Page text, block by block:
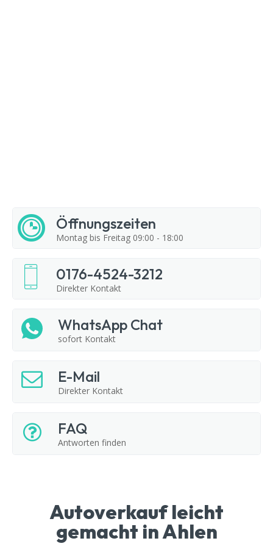
Öffnungszeiten
Montag bis Freitag 09:00 - 18:00
0176-4524-3212
Direkter Kontakt
WhatsApp Chat
sofort Kontakt
E-Mail
Direkter Kontakt
FAQ
Antworten finden
Autoverkauf leicht
gemacht in Ahlen